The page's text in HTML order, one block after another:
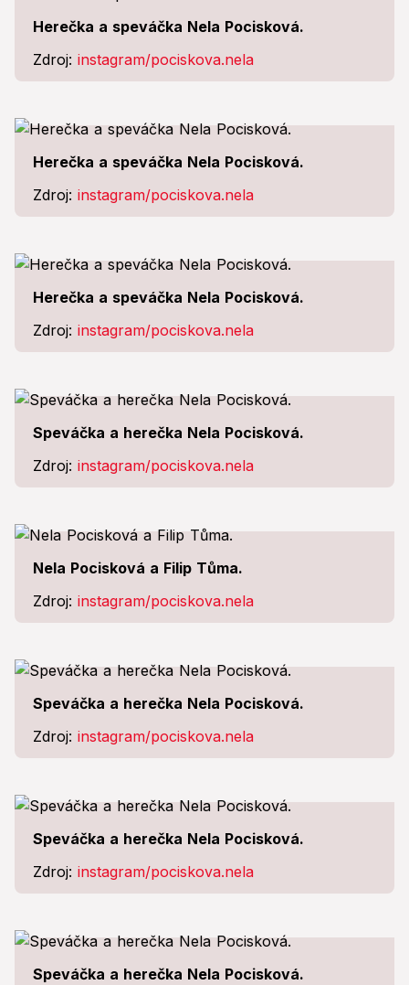
Herečka a speváčka Nela Pocisková.
Zdroj: instagram/pociskova.nela
Herečka a speváčka Nela Pocisková.
Zdroj: instagram/pociskova.nela
Herečka a speváčka Nela Pocisková.
Zdroj: instagram/pociskova.nela
Speváčka a herečka Nela Pocisková.
Zdroj: instagram/pociskova.nela
Nela Pocisková a Filip Tůma.
Zdroj: instagram/pociskova.nela
Speváčka a herečka Nela Pocisková.
Zdroj: instagram/pociskova.nela
Speváčka a herečka Nela Pocisková.
Zdroj: instagram/pociskova.nela
Speváčka a herečka Nela Pocisková.